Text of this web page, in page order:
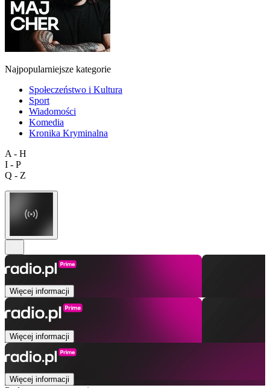
Najpopularniejsze kategorie
Społeczeństwo i Kultura
Sport
Wiadomości
Komedia
Kronika Kryminalna
A - H
I - P
Q - Z
Więcej informacji
Więcej informacji
Więcej informacji